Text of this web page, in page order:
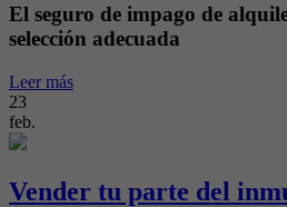
El seguro de impago de
selección adecuada
Leer más
23
feb.
Vender tu parte del